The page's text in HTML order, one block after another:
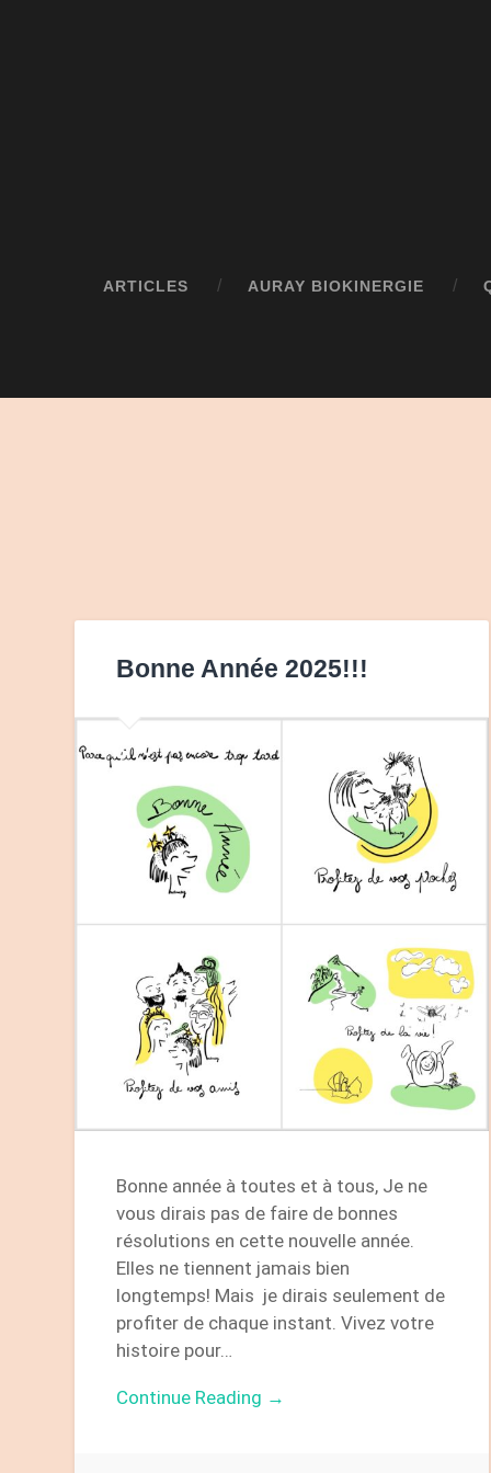
ARTICLES AURAY BIOKINERGIE
Bonne Année 2025!!!
Bonne année à toutes et à tous, Je ne
vous dirais pas de faire de bonnes
résolutions en cette nouvelle année.
Elles ne tiennent jamais bien
longtemps! Mais je dirais seulement de
profiter de chaque instant. Vivez votre
histoire pour…
Continue Reading →